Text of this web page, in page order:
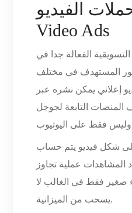
الفيديو
Video Ads
الفعالة جدا في
المستهدف في مختلف
إعلاني يمكن نشره عبر
المنصات التابعة لجوجل
شكل فيديو يتم حساب
عملية تجاوز
صغير فقط في الغالب لا
يسحب من الميزانية.